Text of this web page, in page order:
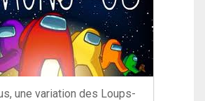
une variation des Loups-